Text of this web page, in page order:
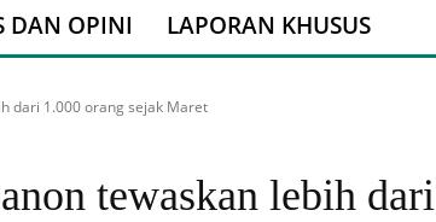
DAN OPINI LAPORAN KHUSUS
dari 1.000 orang sejak Maret
tewaskan lebih dari